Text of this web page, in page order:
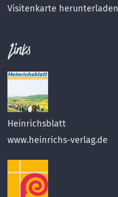
Visitenkarte herunterladen
Links
Heinrichsblatt
www.heinrichs-verlag.de